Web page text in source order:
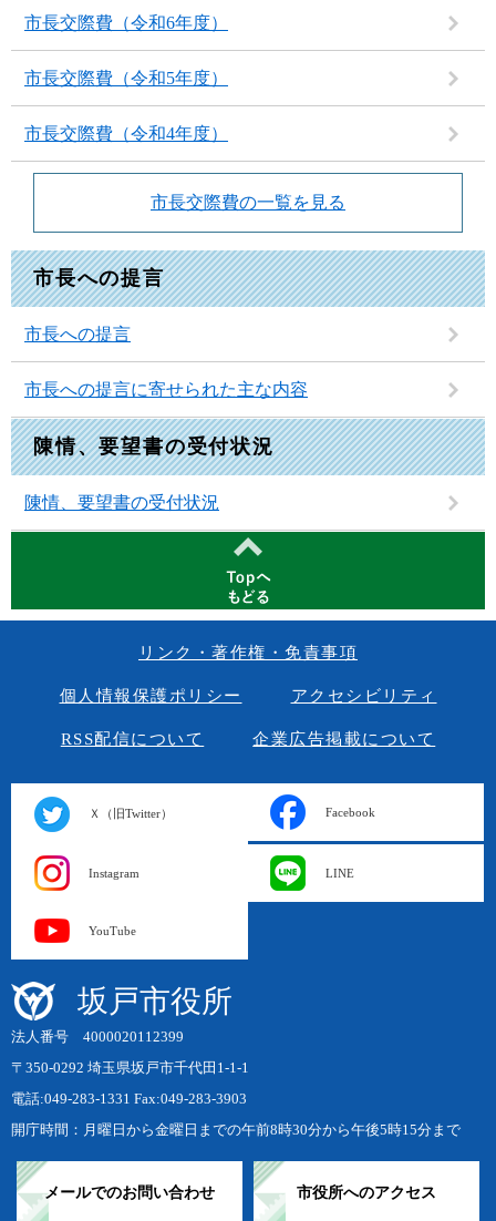
市長交際費（令和6年度）
市長交際費（令和5年度）
市長交際費（令和4年度）
市長交際費の一覧を見る
市長への提言
市長への提言
市長への提言に寄せられた主な内容
陳情、要望書の受付状況
陳情、要望書の受付状況
リンク・著作権・免責事項
個人情報保護ポリシー アクセシビリティ
RSS配信について 企業広告掲載について
Ｘ（旧Twitter） Facebook
Instagram LINE
YouTube
坂戸市役所
法人番号 4000020112399
〒350-0292 埼玉県坂戸市千代田1-1-1
電話:049-283-1331 Fax:049-283-3903
開庁時間：月曜日から金曜日までの午前8時30分から午後5時15分まで
メールでのお問い合わせ 市役所へのアクセス